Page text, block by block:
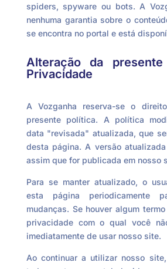
spiders, spyware ou bots. A
nenhuma garantia sobre o
se encontra no portal e está
Alteração da
Privacidade
A Vozganha reserva-se o
presente política. A política
data "revisada" atualizada, que
desta página. A versão
assim que for publicada em nosso
Para se manter atualizado, o
esta página periodicamente
mudanças. Se houver algum
privacidade com o qual você
imediatamente de usar nosso site.
Ao continuar a utilizar nosso